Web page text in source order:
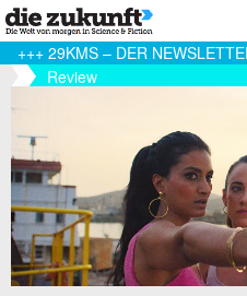
+++ 29KMS – DER
Review